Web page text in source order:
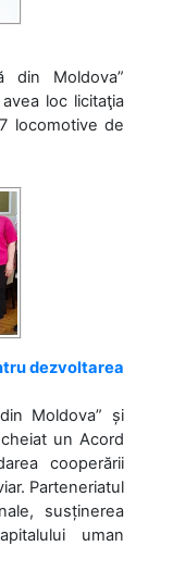
din Moldova”
loc licitaţia
locomotive de
dezvoltarea
Moldova” și
un Acord
cooperării
Parteneriatul
susținerea
uman